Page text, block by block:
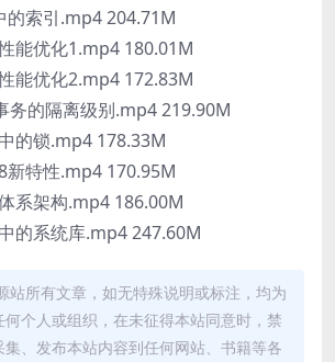
索引.mp4 204.71M
能优化1.mp4 180.01M
能优化2.mp4 172.83M
的隔离级别.mp4 219.90M
的锁.mp4 178.33M
特性.mp4 170.95M
系架构.mp4 186.00M
的系统库.mp4 247.60M
站所有文章，如无特殊说明或标注，均为
个人或组织，在未征得本站同意时，禁
集、发布本站内容到任何网站、书籍等各